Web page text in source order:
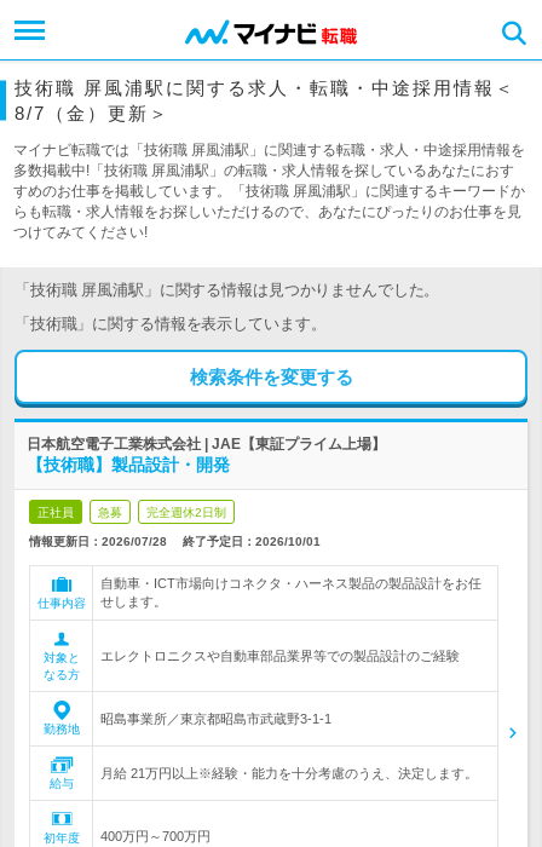
技術職 屏風浦駅に関する求人・転職・中途採用情報＜
8/7（金）更新＞
マイナビ転職では「技術職 屏風浦駅」に関連する転職・求人・中途採用情報を
多数掲載中!「技術職 屏風浦駅」の転職・求人情報を探しているあなたにおす
すめのお仕事を掲載しています。「技術職 屏風浦駅」に関連するキーワードか
らも転職・求人情報をお探しいただけるので、あなたにぴったりのお仕事を見
つけてみてください!
「技術職 屏風浦駅」に関する情報は見つかりませんでした。
「技術職」に関する情報を表示しています。
検索条件を変更する
日本航空電子工業株式会社 | JAE【東証プライム上場】
【技術職】製品設計・開発
正社員 急募 完全週休2日制
情報更新日：2026/07/28 終了予定日： 2026/10/01
仕事内容
自動車・ICT市場向けコネクタ・ハーネス製品の製品設計をお任
せします。
対象と
なる方
エレクトロニクスや自動車部品業界等での製品設計のご経験
勤務地
昭島事業所／東京都昭島市武蔵野3-1-1
給与
月給 21万円以上※経験・能力を十分考慮のうえ、決定します。
初年度
400万円～700万円